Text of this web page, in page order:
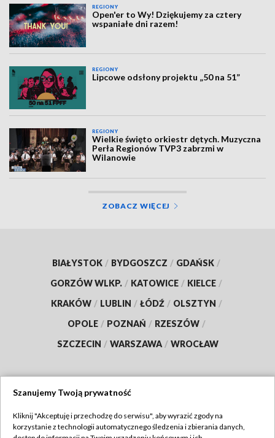
REGIONY
Open'er to Wy! Dziękujemy za cztery
wspaniałe dni razem!
REGIONY
Lipcowe odsłony projektu „50 na 51”
REGIONY
Wielkie święto orkiestr dętych. Muzyczna
Perła Regionów TVP3 zabrzmi w
Wilanowie
ZOBACZ WIĘCEJ
BIAŁYSTOK / BYDGOSZCZ / GDAŃSK /
GORZÓW WLKP. / KATOWICE / KIELCE /
KRAKÓW / LUBLIN / ŁÓDŹ / OLSZTYN /
OPOLE / POZNAŃ / RZESZÓW /
SZCZECIN / WARSZAWA / WROCŁAW
TVP
Szanujemy Twoją prywatność
Kliknij "Akceptuję i przechodzę do serwisu", aby wyrazić zgody na
korzystanie z technologii automatycznego śledzenia i zbierania danych,